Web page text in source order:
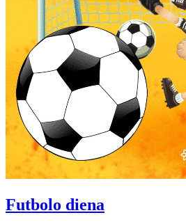
Futbolo diena